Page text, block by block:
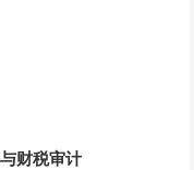
财税审计